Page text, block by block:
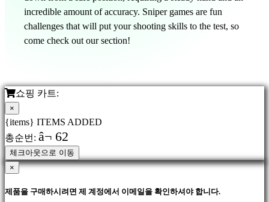
ZH
incredible amount of accuracy. Sniper games are fun
challenges that will put your shooting skills to the test, so
come check out our section!
쇼핑 카트:
×
{items} ITEMS ADDED
총순번: â¬ 62
체크아웃으로 이동
×
제품을 구매하시려면 제 계정에서 이메일을 확인하셔야 합니다.